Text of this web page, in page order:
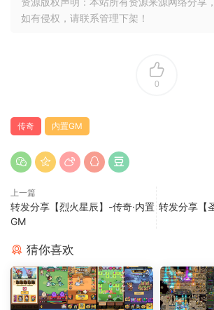
如有侵权，请联系管理下架！
0
传奇 内置GM
上一篇
转发分享【烈火星辰】-传奇·内置
GM
转发分享【
猜你喜欢